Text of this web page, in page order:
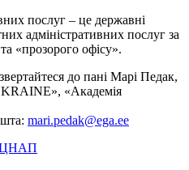
послуг – це державні
адміністративних послуг за
«прозорого офісу».
звертайтеся до пані Марі Педак,
«Академія
mari.pedak@ega.ee